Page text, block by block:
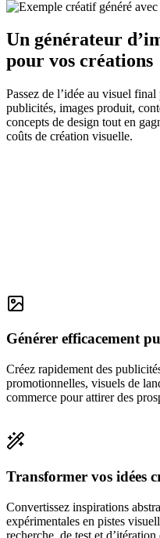
Un générateur
pour vos créations
Passez de l’idée au visuel
publicités, images produit,
concepts de design tout en
coûts de création visuelle.
Générer efficacement
Créez rapidement des
promotionnelles, visuels de
commerce pour attirer des
Transformer vos idées
Convertissez inspirations
expérimentales en pistes
recherche, de test et d’itération